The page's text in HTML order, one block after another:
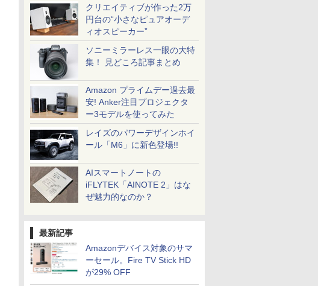
クリエイティブが作った2万
円台の“小さなピュアオーデ
ィオスピーカー”
ソニーミラーレス一眼の大特
集！ 見どころ記事まとめ
Amazon プライムデー過去最
安! Anker注目プロジェクタ
ー3モデルを使ってみた
レイズのパワーデザインホイ
ール「M6」に新色登場!!
AIスマートノートの
iFLYTEK「AINOTE 2」はな
ぜ魅力的なのか？
最新記事
Amazonデバイス対象のサマ
ーセール。Fire TV Stick HD
が29% OFF